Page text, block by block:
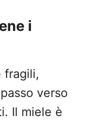
i
fragili,
verso
Il miele è